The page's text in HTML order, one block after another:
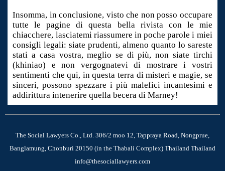
Insomma, in conclusione, visto che non posso occupare
tutte le pagine di questa bella rivista con le mie
chiacchere, lasciatemi riassumere in poche parole i miei
consigli legali: siate prudenti, almeno quanto lo sareste
stati a casa vostra, meglio se di più, non siate tirchi
(khiniao) e non vergognatevi di mostrare i vostri
sentimenti che qui, in questa terra di misteri e magie, se
sinceri, possono spezzare i più malefici incantesimi e
addirittura intenerire quella becera di Marney!
The Social Lawyers Co., Ltd. 306/2 moo 12, Tappraya Road, Nongprue,
Banglamung, Chonburi 20150 (in the Thabali Complex) Thailand Thailand
info@thesociallawyers.com